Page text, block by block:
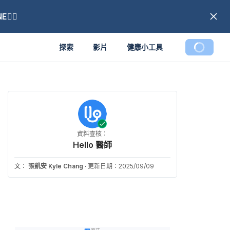
探索 影片 健康小工具
資料查核：
Hello 醫師
文： 張凱安 Kyle Chang · 更新日期：2025/09/09